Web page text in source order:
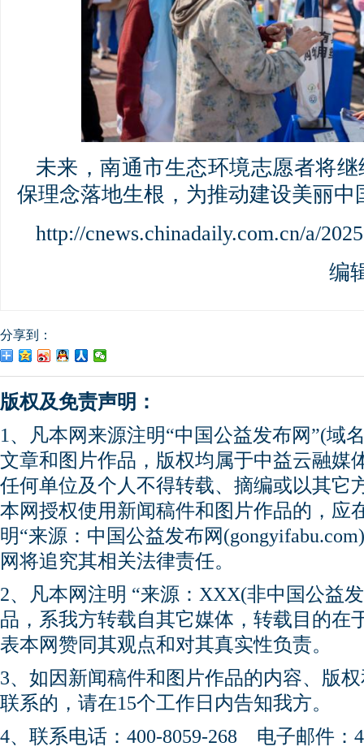
未来，南通市生态环境志愿者将
保理念落地生根，为推动建设美丽中
http://cnews.chinadaily.com.cn/a/
编
分享到：
版权及免责声明：
1、凡本网来源注明“中国公益发布网”(域
文章和图片作品，版权均属于中益云融媒
任何单位及个人不得转载、摘编或以其它
本网授权使用新闻稿件和图片作品的，应
明“来源：中国公益发布网
网将追究其相关法律责任。
2、凡本网注明 “来源：XXX(非中国公益
品，系我方转载自其它媒体，转载目的在
表本网赞同其观点和对其真实性负责。
3、如因新闻稿件和图片作品的内容、版
联系的，请在15个工作日内告知我方。
4、联系电话：400-8059-268 电子邮件：